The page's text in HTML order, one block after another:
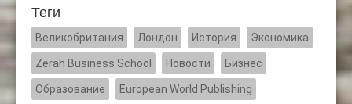
Теги
Великобритания Лондон История Экономика
Zerah Business School Новости Бизнес
Образование European World Publishing